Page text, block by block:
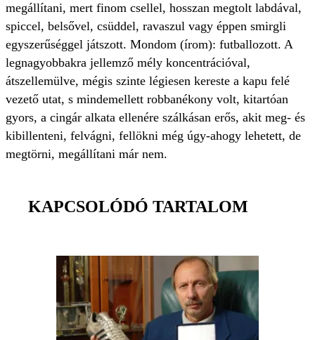
megállítani, mert finom csellel, hosszan megtolt labdával,
spiccel, belsővel, csüddel, ravaszul vagy éppen smirgli
egyszerűséggel játszott. Mondom (írom): futballozott. A
legnagyobbakra jellemző mély koncentrációval,
átszellemülve, mégis szinte légiesen kereste a kapu felé
vezető utat, s mindemellett robbanékony volt, kitartóan
gyors, a cingár alkata ellenére szálkásan erős, akit meg- és
kibillenteni, felvágni, fellökni még úgy-ahogy lehetett, de
megtörni, megállítani már nem.
KAPCSOLÓDÓ TARTALOM